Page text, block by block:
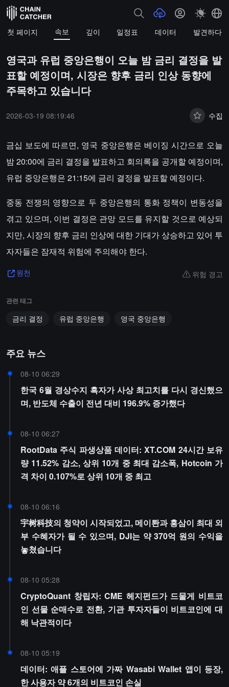
첫 페이지 속보 깊이 일정표 데이터 발견하다
영국과 유럽 중앙은행이 오늘 밤 금리 결정을 발
표할 예정이며, 시장은 향후 금리 인상 동향에
주목하고 있습니다
2026-03-19 08:19:46 수집
금십 보도에 따르면, 영국 중앙은행은 베이징 시간으로 오늘
밤 20:00에 금리 결정을 발표하고 회의록을 공개할 예정이며,
유럽 중앙은행은 21:15에 금리 결정을 발표할 예정이다.
중동 전쟁의 영향으로 두 중앙은행의 통화 정책이 변동성을
겪고 있으며, 이번 결정은 관망 모드를 유지할 것으로 예상되
지만, 시장의 향후 금리 인상에 대한 기대가 상승하고 있어 투
자자들은 잠재적 위험에 주의해야 한다.
원천 위험 경고
관련 태그
금리 결정 유럽 중앙은행 영국 중앙은행
주요 뉴스
08-10 06:29
한국 6월 경상수지 흑자가 사상 최고치를 다시 경신했으
며, 반도체 수출이 전년 대비 196.9% 증가했다
08-10 06:27
RootData 주식 파생상품 데이터: XT.COM 24시간 보유
량 11.52% 감소, 상위 10개 중 최대 감소폭, Hotcoin 가
격 차이 0.107%로 상위 10개 중 최고
08-10 06:16
宇树科技의 청약이 시작되었고, 메이퇀과 홍삼이 최대 외
부 수혜자가 될 수 있으며, DJI는 약 370억 원의 수익을
놓쳤습니다
08-10 05:28
CryptoQuant 창립자: CME 헤지펀드가 드물게 비트코
인 선물 순매수로 전환, 기관 투자자들이 비트코인에 대
해 낙관적이다
08-10 05:19
데이터: 애플 스토어에 가짜 Wasabi Wallet 앱이 등장,
한 사용자 약 6개의 비트코인 손실